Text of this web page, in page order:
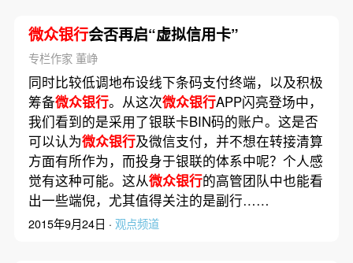
微众银行会否再启“虚拟信用卡”
专栏作家 董峥
同时比较低调地布设线下条码支付终端，以及积极
筹备微众银行。从这次微众银行APP闪亮登场中，
我们看到的是采用了银联卡BIN码的账户。这是否
可以认为微众银行及微信支付，并不想在转接清算
方面有所作为，而投身于银联的体系中呢？个人感
觉有这种可能。这从微众银行的高管团队中也能看
出一些端倪，尤其值得关注的是副行……
2015年9月24日 · 观点频道